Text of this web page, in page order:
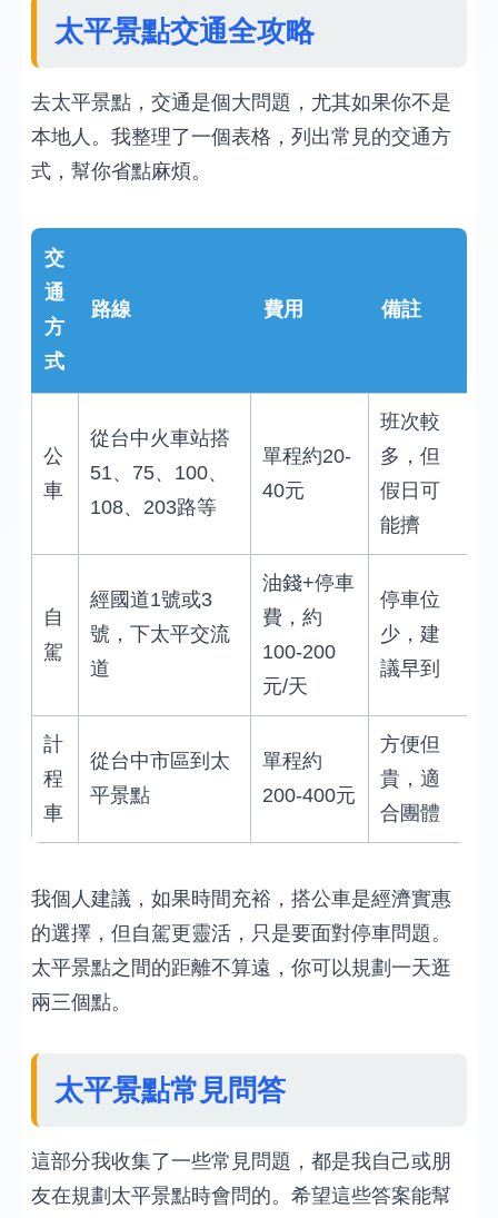
太平景點交通全攻略
去太平景點，交通是個大問題，尤其如果你不是
本地人。我整理了一個表格，列出常見的交通方
式，幫你省點麻煩。
交
通
方
式
路線 費用 備註
公
車
從台中火車站搭
51、75、100、
108、203路等
單程約20-
40元
班次較
多，但
假日可
能擠
自
駕
經國道1號或3
號，下太平交流
道
油錢+停車
費，約
100-200
元/天
停車位
少，建
議早到
計
程
車
從台中市區到太
平景點
單程約
200-400元
方便但
貴，適
合團體
我個人建議，如果時間充裕，搭公車是經濟實惠
的選擇，但自駕更靈活，只是要面對停車問題。
太平景點之間的距離不算遠，你可以規劃一天逛
兩三個點。
太平景點常見問答
這部分我收集了一些常見問題，都是我自己或朋
友在規劃太平景點時會問的。希望這些答案能幫